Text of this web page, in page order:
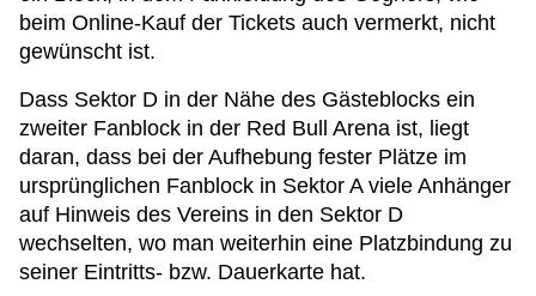
beim Online-Kauf der Tickets auch vermerkt, nicht
gewünscht ist.
Dass Sektor D in der Nähe des Gästeblocks ein
zweiter Fanblock in der Red Bull Arena ist, liegt
daran, dass bei der Aufhebung fester Plätze im
ursprünglichen Fanblock in Sektor A viele Anhänger
auf Hinweis des Vereins in den Sektor D
wechselten, wo man weiterhin eine Platzbindung zu
seiner Eintritts- bzw. Dauerkarte hat.